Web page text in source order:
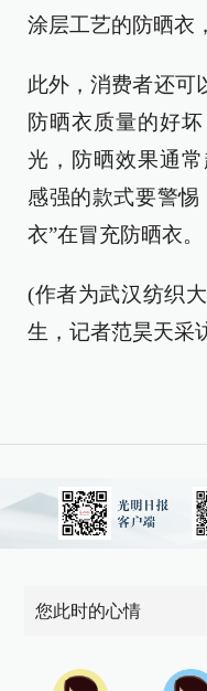
涂层工艺的防晒衣
此外，消费者还可
防晒衣质量的好
光，防晒效果通
感强的款式要警惕
衣”在冒充防晒衣。
(作者为武汉纺织
生，记者范昊天采
您此时的心情